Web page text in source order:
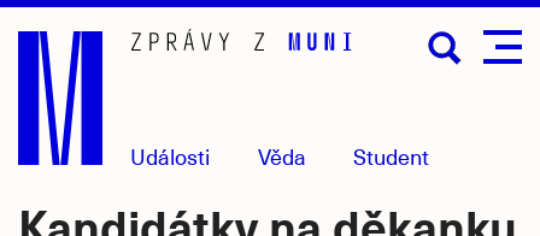
Přejít
hlavní
obsah
Události Věda Student